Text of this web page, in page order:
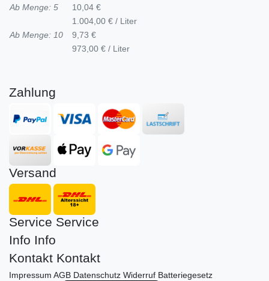
Ab Menge: 5
10,04 €
1.004,00 € / Liter
Ab Menge: 10
9,73 €
973,00 € / Liter
Zahlung
Versand
Service Service
Info Info
Kontakt Kontakt
Impressum AGB Datenschutz Widerruf Batteriegesetz